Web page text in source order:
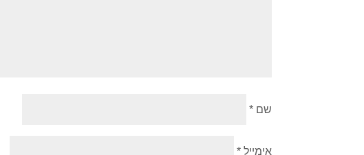
שם*
אימייל*